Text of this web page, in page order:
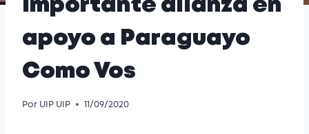
Importante alianza en
apoyo a Paraguayo
Como Vos
Por UIP UIP 11/09/2020